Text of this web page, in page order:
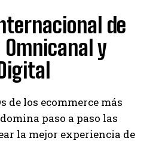
de
Omnicanal y
de los ecommerce más
paso a paso las
la mejor experiencia de